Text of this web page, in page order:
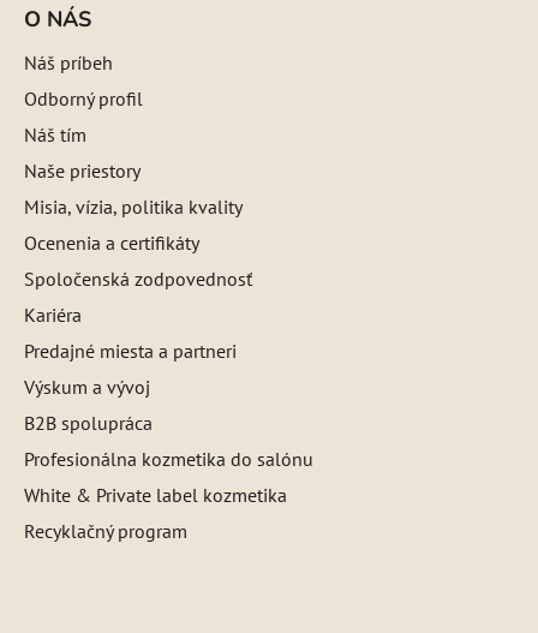
O NÁS
Náš príbeh
Odborný profil
Náš tím
Naše priestory
Misia, vízia, politika kvality
Ocenenia a certifikáty
Spoločenská zodpovednosť
Kariéra
Predajné miesta a partneri
Výskum a vývoj
B2B spolupráca
Profesionálna kozmetika do salónu
White & Private label kozmetika
Recyklačný program